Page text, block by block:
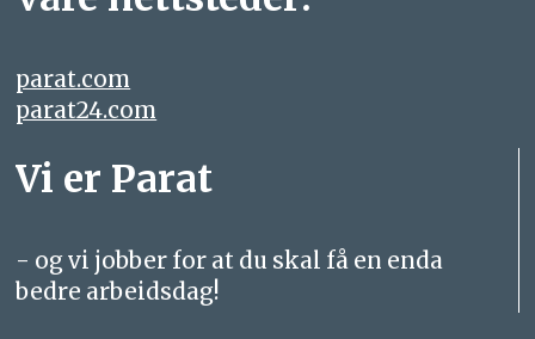
parat.com
parat24.com
Vi er Parat
- og vi jobber for at du skal få en enda
bedre arbeidsdag!